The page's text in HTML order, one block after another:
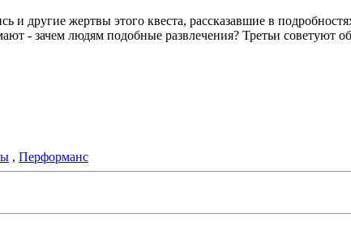
и другие жертвы этого квеста, рассказавшие в
- зачем людям подобные развлечения? Третьи советуют
, Перформанс